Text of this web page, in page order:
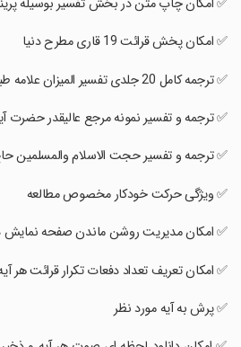
‏✅ امکان پخش قرائت 19 قاری مطرح دنیا
‏✅ ترجمه کامل 20 جلدی تفسیر المیزان علامه طباطبائی (ره)
‏✅ ترجمه و تفسیر نمونه مرجع عالیقدر حضرت
‏✅ ترجمه و تفسیر حجت الاسلام والمسلمین
‏✅ ویژگی حرکت خودکار مخصوص مطالعه
‏✅ امکان مدیریت روشن ماندن صفحه نمایش
‏✅ امکان تعریف تعداد دفعات تکرار قرائت هر
‏✅ پرش به آیه مورد نظر